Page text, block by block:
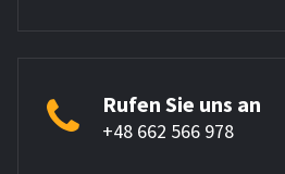
Rufen Sie uns an
+48 662 566 978